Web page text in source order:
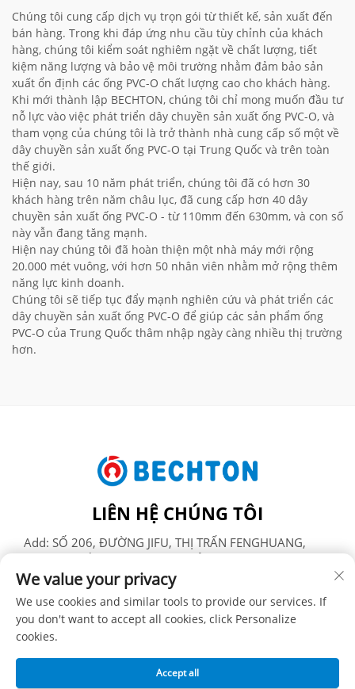
Chúng tôi cung cấp dịch vụ trọn gói từ thiết kế, sản xuất đến
bán hàng. Trong khi đáp ứng nhu cầu tùy chỉnh của khách
hàng, chúng tôi kiểm soát nghiêm ngặt về chất lượng, tiết
kiệm năng lượng và bảo vệ môi trường nhằm đảm bảo sản
xuất ổn định các ống PVC-O chất lượng cao cho khách hàng.
Khi mới thành lập BECHTON, chúng tôi chỉ mong muốn đầu tư
nỗ lực vào việc phát triển dây chuyền sản xuất ống PVC-O, và
tham vọng của chúng tôi là trở thành nhà cung cấp số một về
dây chuyền sản xuất ống PVC-O tại Trung Quốc và trên toàn
thế giới.
Hiện nay, sau 10 năm phát triển, chúng tôi đã có hơn 30
khách hàng trên năm châu lục, đã cung cấp hơn 40 dây
chuyền sản xuất ống PVC-O - từ 110mm đến 630mm, và con số
này vẫn đang tăng mạnh.
Hiện nay chúng tôi đã hoàn thiện một nhà máy mới rộng
20.000 mét vuông, với hơn 50 nhân viên nhằm mở rộng thêm
năng lực kinh doanh.
Chúng tôi sẽ tiếp tục đẩy mạnh nghiên cứu và phát triển các
dây chuyền sản xuất ống PVC-O để giúp các sản phẩm ống
PVC-O của Trung Quốc thâm nhập ngày càng nhiều thị trường
hơn.
LIÊN HỆ CHÚNG TÔI
Add: SỐ 206, ĐƯỜNG JIFU, THỊ TRẤN FENGHUANG,
QUỐC
Điện thoại:+86-13962240078
Email:[email protected]
Bản quyền © SUZHOU BECHTON PLASTIC MACHINERY CO.,
We value your privacy
We use cookies and similar tools to provide our services. If
you don't want to accept all cookies, click Personalize
cookies.
Accept all